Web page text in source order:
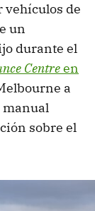
vehículos de
un
durante el
Centreen
a
manual
sobre el